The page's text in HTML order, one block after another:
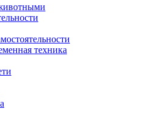
техника